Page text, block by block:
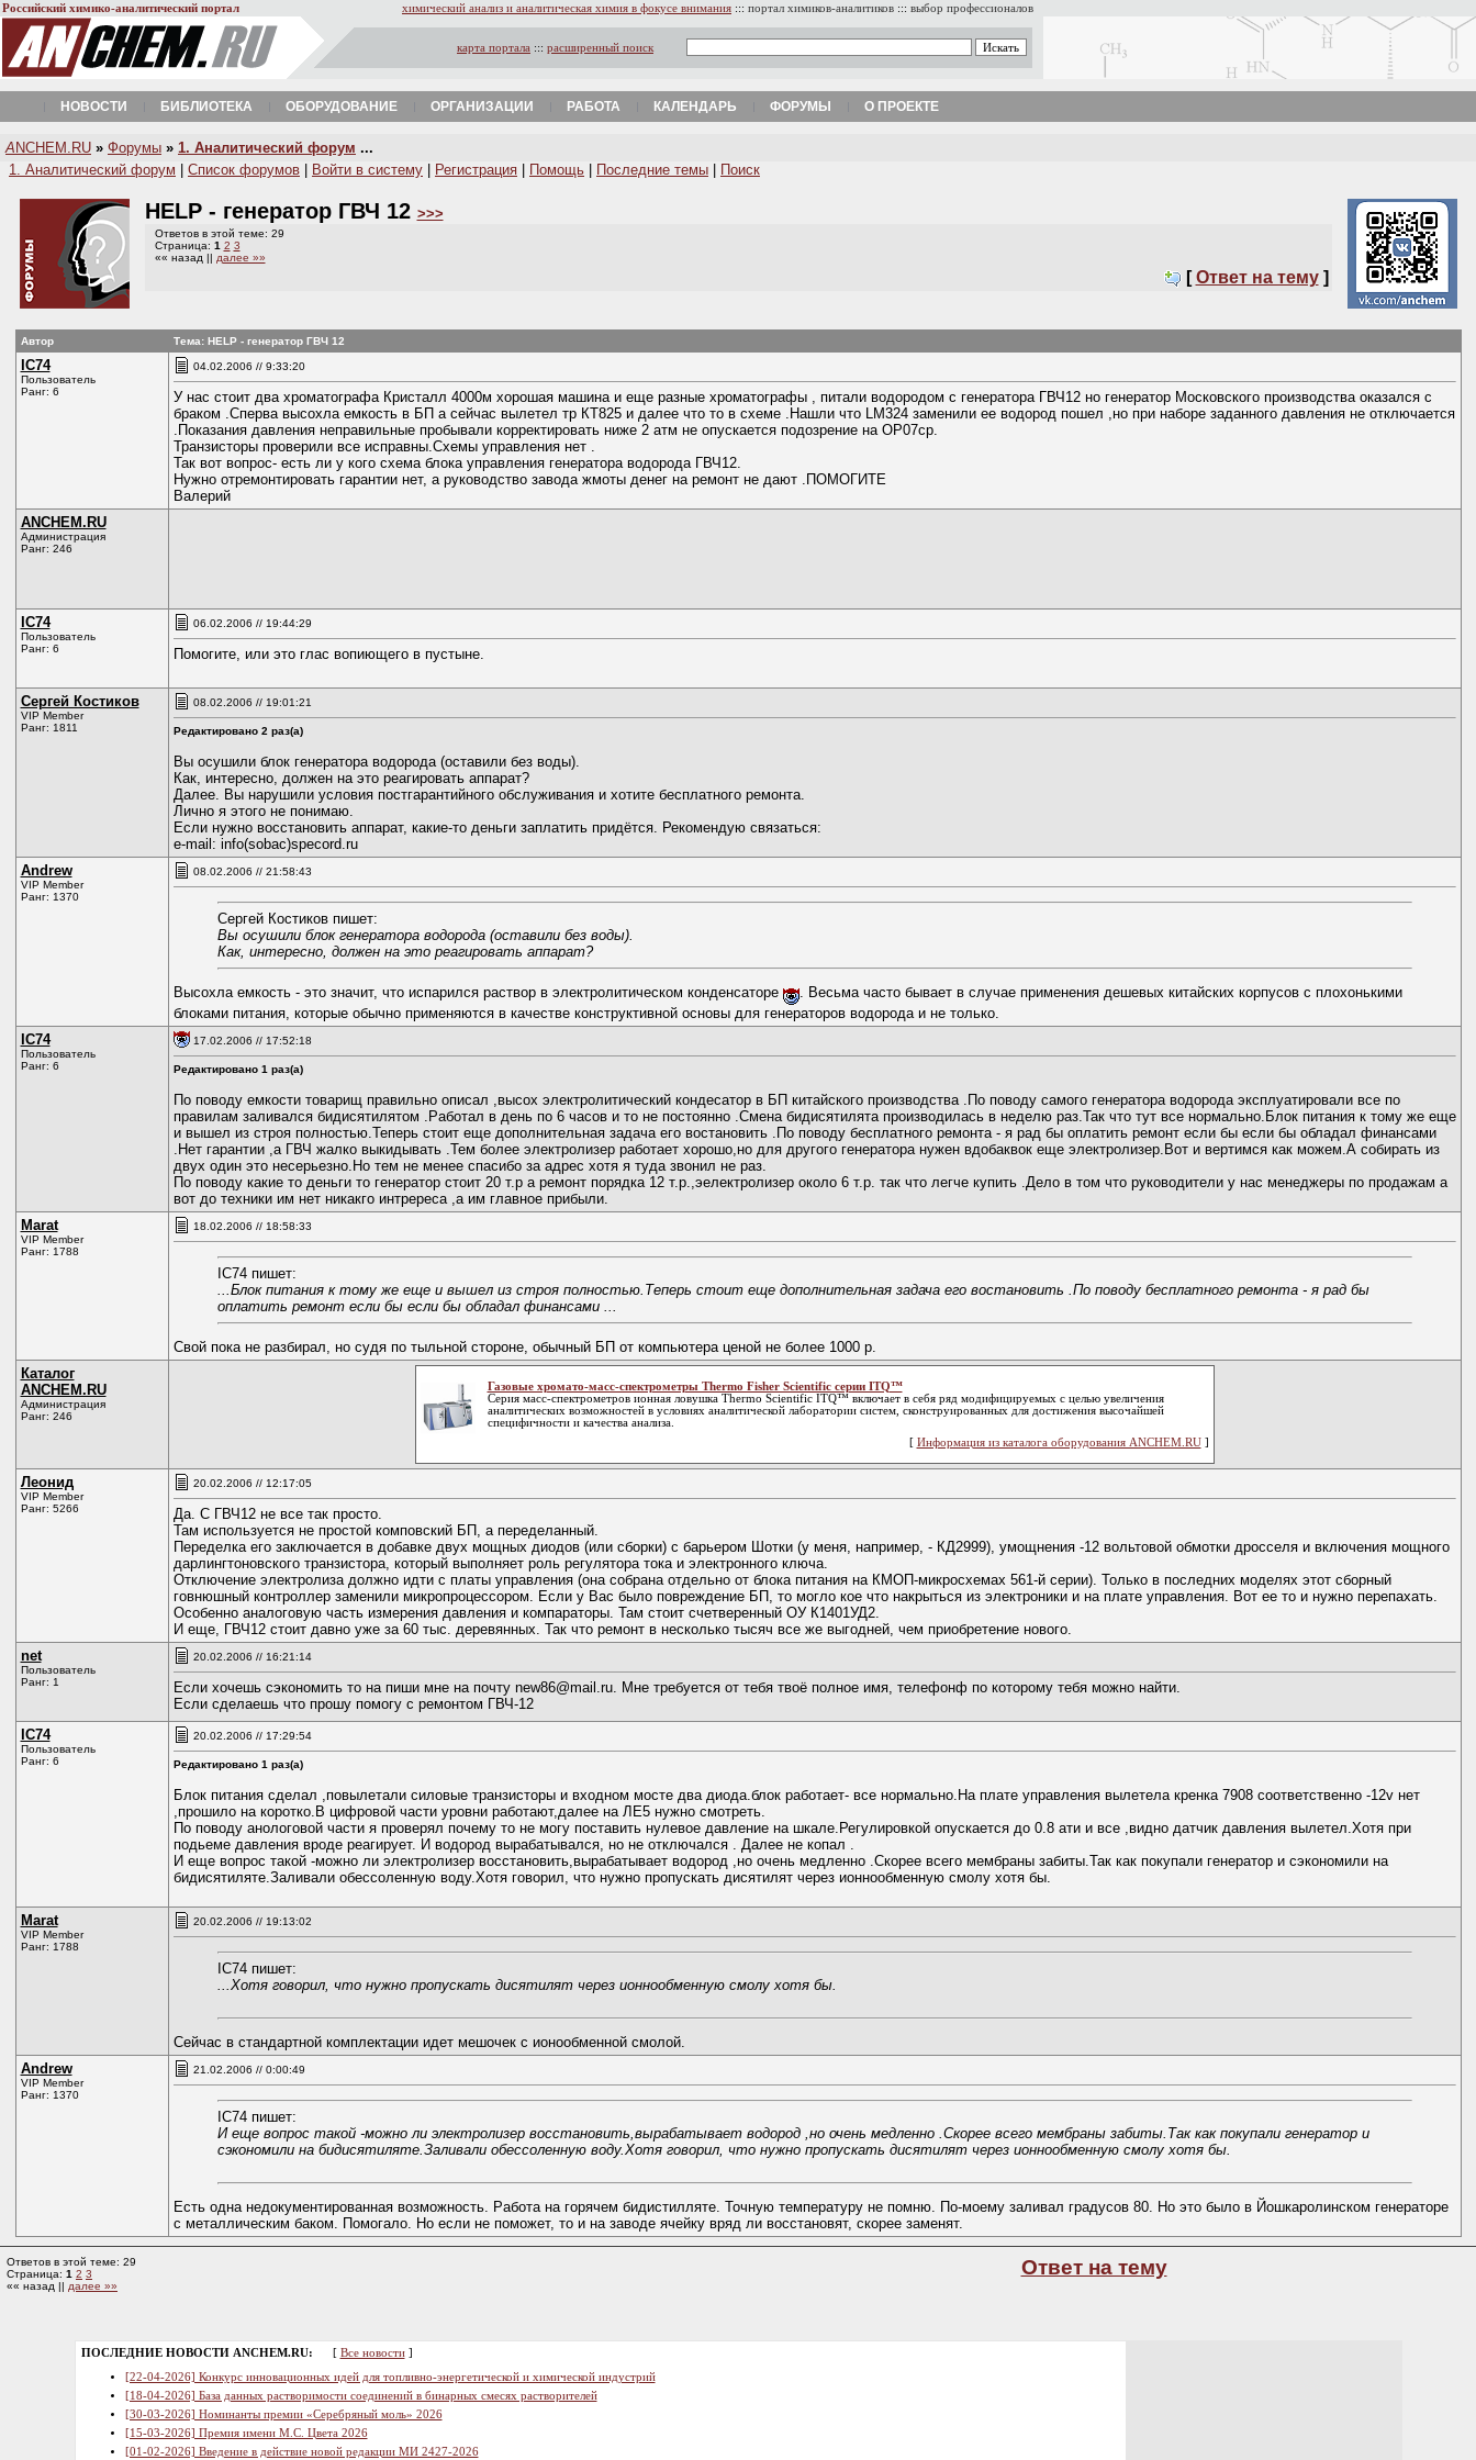
Российский химико-аналитический портал химический анализ и аналитическая химия в фокусе внимания ::: портал химиков-аналитиков ::: выбор профессионалов
карта портала ::: расширенный поиск
НОВОСТИ БИБЛИОТЕКА ОБОРУДОВАНИЕ ОРГАНИЗАЦИИ РАБОТА КАЛЕНДАРЬ ФОРУМЫ О ПРОЕКТЕ
A NCHEM.RU » Форумы » 1. Аналитический форум ...
1. Аналитический форум
Список форумов Войти в систему Регистрация Помощь Последние темы Поиск
HELP - генератор ГВЧ 12 >>>
Ответов в этой теме: 29
Страница: 1 2 3
«« назад || далее »»
[ Ответ на тему ]
Автор Тема: HELP - генератор ГВЧ 12
IC74
Пользователь
Ранг: 6
04.02.2006 // 9:33:20
У нас стоит два хроматографа Кристалл 4000м хорошая машина и еще разные хроматографы , питали водородом с генератора ГВЧ12 но генератор Московского производства оказался с
браком .Сперва высохла емкость в БП а сейчас вылетел тр КТ825 и далее что то в схеме .Нашли что LM324 заменили ее водород пошел ,но при наборе заданного давления не отключается
.Показания давления неправильные пробывали корректировать ниже 2 атм не опускается подозрение на OP07cp.
Транзисторы проверили все исправны.Схемы управления нет .
Так вот вопрос- есть ли у кого схема блока управления генератора водорода ГВЧ12.
Нужно отремонтировать гарантии нет, а руководство завода жмоты денег на ремонт не дают .ПОМОГИТЕ
Валерий
ANCHEM.RU
Администрация
Ранг: 246
IC74
Пользователь
Ранг: 6
06.02.2006 // 19:44:29
Помогите, или это глас вопиющего в пустыне.
Сергей Костиков
VIP Member
Ранг: 1811
08.02.2006 // 19:01:21
Редактировано 2 раз(а)
Вы осушили блок генератора водорода (оставили без воды).
Как, интересно, должен на это реагировать аппарат?
Далее. Вы нарушили условия постгарантийного обслуживания и хотите бесплатного ремонта.
Лично я этого не понимаю.
Если нужно восстановить аппарат, какие-то деньги заплатить придётся. Рекомендую связаться:
e-mail: info(sobac)specord.ru
Andrew
VIP Member
Ранг: 1370
08.02.2006 // 21:58:43
Сергей Костиков пишет:
Вы осушили блок генератора водорода (оставили без воды).
Как, интересно, должен на это реагировать аппарат?
Высохла емкость - это значит, что испарился раствор в электролитическом конденсаторе
. Весьма часто бывает в случае применения дешевых китайских корпусов с плохонькими
блоками питания, которые обычно применяются в качестве конструктивной основы для генераторов водорода и не только.
IC74
Пользователь
Ранг: 6
17.02.2006 // 17:52:18
Редактировано 1 раз(а)
По поводу емкости товарищ правильно описал ,высох электролитический кондесатор в БП китайского производства .По поводу самого генератора водорода эксплуатировали все по
правилам заливался бидисятилятом .Работал в день по 6 часов и то не постоянно .Смена бидисятилята производилась в неделю раз.Так что тут все нормально.Блок питания к тому же еще
и вышел из строя полностью.Теперь стоит еще дополнительная задача его востановить .По поводу бесплатного ремонта - я рад бы оплатить ремонт если бы если бы обладал финансами
.Нет гарантии ,а ГВЧ жалко выкидывать .Тем более электролизер работает хорошо,но для другого генератора нужен вдобаквок еще электролизер.Вот и вертимся как можем.А собирать из
двух один это несерьезно.Но тем не менее спасибо за адрес хотя я туда звонил не раз.
По поводу какие то деньги то генератор стоит 20 т.р а ремонт порядка 12 т.р.,эелектролизер около 6 т.р. так что легче купить .Дело в том что руководители у нас менеджеры по продажам а
вот до техники им нет никакго интререса ,а им главное прибыли.
Marat
VIP Member
Ранг: 1788
18.02.2006 // 18:58:33
IC74 пишет:
...Блок питания к тому же еще и вышел из строя полностью.Теперь стоит еще дополнительная задача его востановить .По поводу бесплатного ремонта - я рад бы
оплатить ремонт если бы если бы обладал финансами ...
Свой пока не разбирал, но судя по тыльной стороне, обычный БП от компьютера ценой не более 1000 р.
Каталог
ANCHEM.RU
Администрация
Ранг: 246
Газовые хромато-масс-спектрометры Thermo Fisher Scientific серии ITQ™
Серия масс-спектрометров ионная ловушка Thermo Scientific ITQ™ включает в себя ряд модифицируемых с целью увеличения
аналитических возможностей в условиях аналитической лаборатории систем, сконструированных для достижения высочайшей
специфичности и качества анализа.
[ Информация из каталога оборудования ANCHEM.RU]
Леонид
VIP Member
Ранг: 5266
20.02.2006 // 12:17:05
Да. С ГВЧ12 не все так просто.
Там используется не простой комповский БП, а переделанный.
Переделка его заключается в добавке двух мощных диодов (или сборки) с барьером Шотки (у меня, например, - КД2999), умощнения -12 вольтовой обмотки дросселя и включения мощного
дарлингтоновского транзистора, который выполняет роль регулятора тока и электронного ключа.
Отключение электролиза должно идти с платы управления (она собрана отдельно от блока питания на КМОП-микросхемах 561-й серии). Только в последних моделях этот сборный
говнюшный контроллер заменили микропроцессором. Если у Вас было повреждение БП, то могло кое что накрыться из электроники и на плате управления. Вот ее то и нужно перепахать.
Особенно аналоговую часть измерения давления и компараторы. Там стоит счетверенный ОУ К1401УД2.
И еще, ГВЧ12 стоит давно уже за 60 тыс. деревянных. Так что ремонт в несколько тысяч все же выгодней, чем приобретение нового.
net
Пользователь
Ранг: 1
20.02.2006 // 16:21:14
Если хочешь сэкономить то на пиши мне на почту new86@mail.ru. Мне требуется от тебя твоё полное имя, телефонф по которому тебя можно найти.
Если сделаешь что прошу помогу с ремонтом ГВЧ-12
IC74
Пользователь
Ранг: 6
20.02.2006 // 17:29:54
Редактировано 1 раз(а)
Блок питания сделал ,повылетали силовые транзисторы и входном мосте два диода.блок работает- все нормально.На плате управления вылетела кренка 7908 соответственно -12v нет
,прошило на коротко.В цифровой части уровни работают,далее на ЛЕ5 нужно смотреть.
По поводу анологовой части я проверял почему то не могу поставить нулевое давление на шкале.Регулировкой опускается до 0.8 ати и все ,видно датчик давления вылетел.Хотя при
подьеме давления вроде реагирует. И водород вырабатывался, но не отключался . Далее не копал .
И еще вопрос такой -можно ли электролизер восстановить,вырабатывает водород ,но очень медленно .Скорее всего мембраны забиты.Так как покупали генератор и сэкономили на
бидисятиляте.Заливали обессоленную воду.Хотя говорил, что нужно пропускать дисятилят через ионнообменную смолу хотя бы.
Marat
VIP Member
Ранг: 1788
20.02.2006 // 19:13:02
IC74 пишет:
...Хотя говорил, что нужно пропускать дисятилят через ионнообменную смолу хотя бы.
Сейчас в стандартной комплектации идет мешочек с ионообменной смолой.
Andrew
VIP Member
Ранг: 1370
21.02.2006 // 0:00:49
IC74 пишет:
И еще вопрос такой -можно ли электролизер восстановить,вырабатывает водород ,но очень медленно .Скорее всего мембраны забиты.Так как покупали генератор и
сэкономили на бидисятиляте.Заливали обессоленную воду.Хотя говорил, что нужно пропускать дисятилят через ионнообменную смолу хотя бы.
Есть одна недокументированная возможность. Работа на горячем бидистилляте. Точную температуру не помню. По-моему заливал градусов 80. Но это было в Йошкаролинском генераторе
с металлическим баком. Помогало. Но если не поможет, то и на заводе ячейку вряд ли восстановят, скорее заменят.
Ответов в этой теме: 29
Страница: 1 2 3
«« назад || далее »»
Ответ на тему
ПОСЛЕДНИЕ НОВОСТИ ANCHEM.RU: [ Все новости]
[22-04-2026] Конкурс инновационных идей для топливно-энергетической и химической индустрий
[18-04-2026] База данных растворимости соединений в бинарных смесях растворителей
[30-03-2026] Номинанты премии «Серебряный моль» 2026
[15-03-2026] Премия имени М.С. Цвета 2026
[01-02-2026] Введение в действие новой редакции МИ 2427-2026